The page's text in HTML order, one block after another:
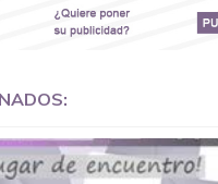
科了不想读了,成绩不理想
找工作没有文凭怎么办,怎么
国外本科毕业证怎么办理
551190476哪里可以制作美
可以办理澳洲毕业证
假毕业证551190476哪里可